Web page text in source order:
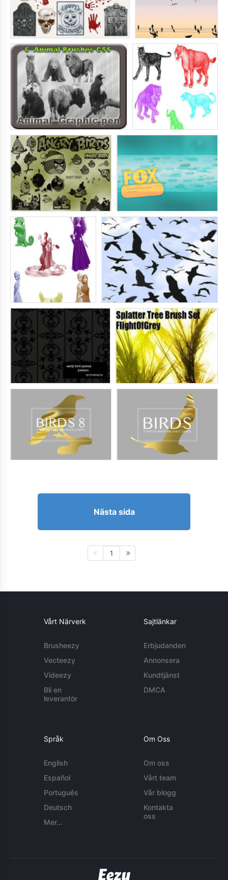
Nästa sida
1
Vårt Närverk
Brusheezy
Vecteezy
Videezy
Bli en
leverantör
Sajtlänkar
Erbjudanden
Annonsera
Kundtjänst
DMCA
Språk
English
Español
Português
Deutsch
Mer...
Om Oss
Om oss
Vårt team
Vår blogg
Kontakta
oss